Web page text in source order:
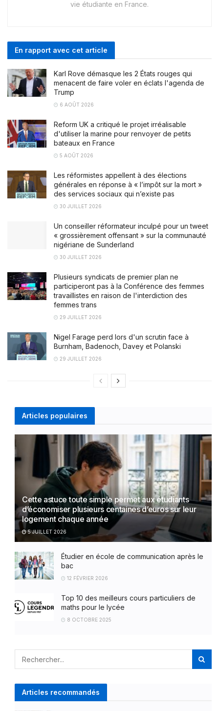
vie étudiante en France.
En rapport avec cet article
Karl Rove démasque les 2 États rouges qui
menacent de faire voler en éclats l'agenda de
Trump
6 AOÛT 2026
Reform UK a critiqué le projet irréalisable
d'utiliser la marine pour renvoyer de petits
bateaux en France
5 AOÛT 2026
Les réformistes appellent à des élections
générales en réponse à « l’impôt sur la mort »
des services sociaux qui n’existe pas
30 JUILLET 2026
Un conseiller réformateur inculpé pour un tweet
« grossièrement offensant » sur la communauté
nigériane de Sunderland
30 JUILLET 2026
Plusieurs syndicats de premier plan ne
participeront pas à la Conférence des femmes
travaillistes en raison de l'interdiction des
femmes trans
29 JUILLET 2026
Nigel Farage perd lors d'un scrutin face à
Burnham, Badenoch, Davey et Polanski
29 JUILLET 2026
Articles populaires
Cette astuce toute simple permet aux étudiants
d’économiser plusieurs centaines d’euros sur leur
logement chaque année
5 JUILLET 2026
Étudier en école de communication après le
bac
12 FÉVRIER 2026
Top 10 des meilleurs cours particuliers de
maths pour le lycée
8 OCTOBRE 2025
Articles recommandés